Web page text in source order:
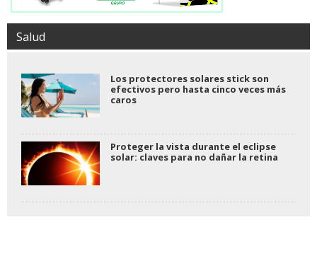
Salud
Los protectores solares stick son
efectivos pero hasta cinco veces más
caros
Proteger la vista durante el eclipse
solar: claves para no dañar la retina